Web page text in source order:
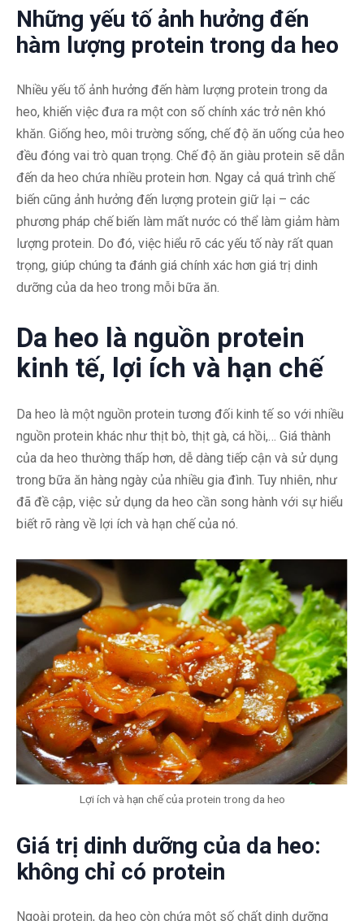
Những yếu tố ảnh hưởng đến
hàm lượng protein trong da heo
Nhiều yếu tố ảnh hưởng đến hàm lượng protein trong da
heo, khiến việc đưa ra một con số chính xác trở nên khó
khăn. Giống heo, môi trường sống, chế độ ăn uống của heo
đều đóng vai trò quan trọng. Chế độ ăn giàu protein sẽ dẫn
đến da heo chứa nhiều protein hơn. Ngay cả quá trình chế
biến cũng ảnh hưởng đến lượng protein giữ lại – các
phương pháp chế biến làm mất nước có thể làm giảm hàm
lượng protein. Do đó, việc hiểu rõ các yếu tố này rất quan
trọng, giúp chúng ta đánh giá chính xác hơn giá trị dinh
dưỡng của da heo trong mỗi bữa ăn.
Da heo là nguồn protein
kinh tế, lợi ích và hạn chế
Da heo là một nguồn protein tương đối kinh tế so với nhiều
nguồn protein khác như thịt bò, thịt gà, cá hồi,… Giá thành
của da heo thường thấp hơn, dễ dàng tiếp cận và sử dụng
trong bữa ăn hàng ngày của nhiều gia đình. Tuy nhiên, như
đã đề cập, việc sử dụng da heo cần song hành với sự hiểu
biết rõ ràng về lợi ích và hạn chế của nó.
Lợi ích và hạn chế của protein trong da heo
Giá trị dinh dưỡng của da heo:
không chỉ có protein
Ngoài protein, da heo còn chứa một số chất dinh dưỡng